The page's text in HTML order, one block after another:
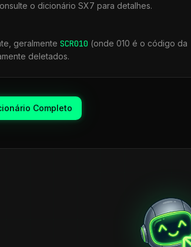
o dicionário SX7 para detalhes.
geralmente SCR010 (onde 010 é o código da
deletados.
Completo